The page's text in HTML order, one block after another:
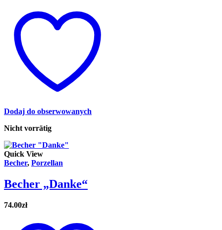
Dodaj do obserwowanych
Nicht vorrätig
Quick View
Becher, Porzellan
Becher „Danke“
74.00zł